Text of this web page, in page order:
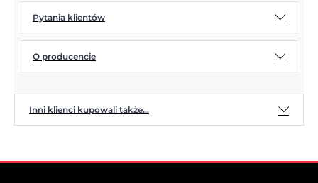
Pytania klientów
O producencie
Inni klienci kupowali także...